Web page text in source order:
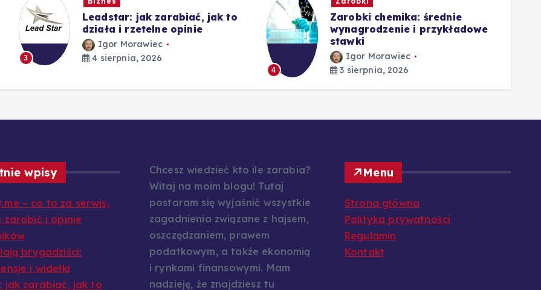
3
Leadstar: jak zarabiać, jak to
działa i rzetelne opinie
Igor Morawiec
4 sierpnia, 2026
4
Zarobki chemika: średnie
wynagrodzenie i przykładowe
stawki
Igor Morawiec
3 sierpnia, 2026
wpisy
– co to za serwis,
zarobić i opinie
brygadziści:
i widełki
jak zarabiać, jak to
Chcesz wiedzieć kto ile zarabia?
Witaj na moim blogu! Tutaj
postaram się wyjaśnić wszystkie
zagadnienia związane z hajsem,
oszczędzaniem, prawem
podatkowym, a także ekonomią
i rynkami finansowymi. Mam
nadzieję, że znajdziesz tu
Menu
Strona główna
Polityka prywatności
Regulamin
Kontakt